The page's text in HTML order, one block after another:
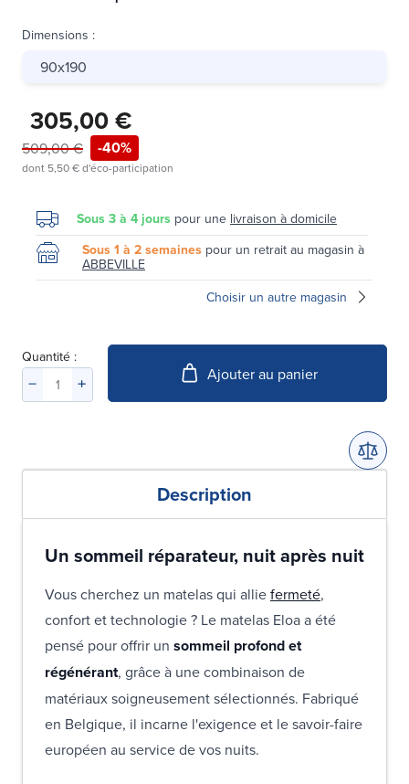
Dimensions :
90x190
305,00 €
509,00 € -40%
dont 5,50 €d'éco-participation
Sous 3 à 4 jours pour une livraison à domicile
Sous 1 à 2 semaines pour un retrait au magasin à
ABBEVILLE
Choisir un autre magasin
Quantité :
Ajouter au panier
Description
Un sommeil réparateur, nuit après nuit
Vous cherchez un matelas qui alliefermeté,
confort et technologie ? Le matelas Eloa a été
pensé pour offrir un sommeil profond et
régénérant, grâce à une combinaison de
matériaux soigneusement sélectionnés. Fabriqué
en Belgique, il incarne l'exigence et le savoir-faire
européen au service de vos nuits.